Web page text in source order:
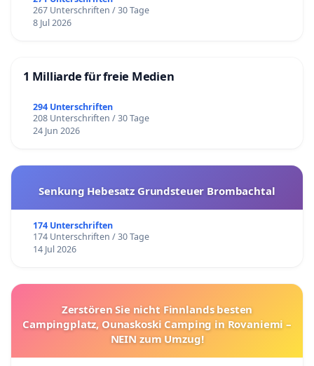
267 Unterschriften / 30 Tage
8 Jul 2026
1 Milliarde für freie Medien
294 Unterschriften
208 Unterschriften / 30 Tage
24 Jun 2026
Senkung Hebesatz Grundsteuer Brombachtal
174 Unterschriften
174 Unterschriften / 30 Tage
14 Jul 2026
Zerstören Sie nicht Finnlands besten
Campingplatz, Ounaskoski Camping in Rovaniemi –
NEIN zum Umzug!